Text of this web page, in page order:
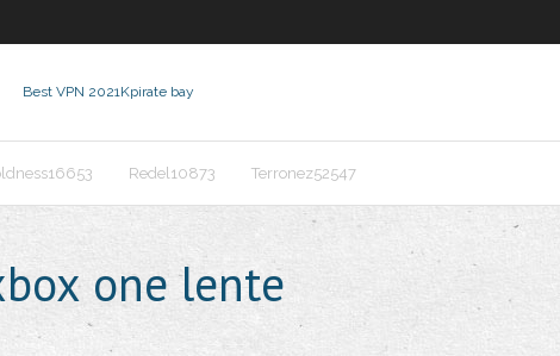
Best VPN 2021Kpirate bay
Redel10873 Terronez52547
one lente